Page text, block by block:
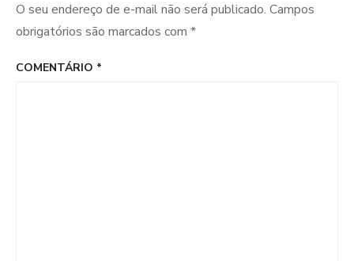
O seu endereço de e-mail não será publicado. Campos
obrigatórios são marcados com *
COMENTÁRIO *